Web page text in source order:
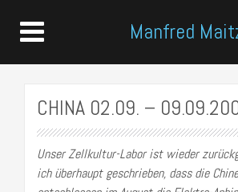
Manfred
CHINA 02.09. –
Unser Zellkultur-Labor ist wieder
ich überhaupt geschrieben, dass die